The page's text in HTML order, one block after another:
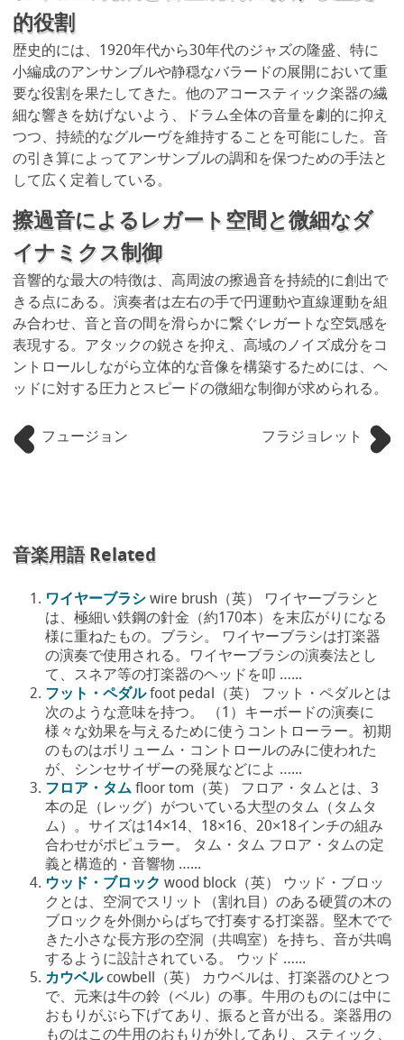
的役割
歴史的には、1920年代から30年代のジャズの隆盛、特に
小編成のアンサンブルや静穏なバラードの展開において重
要な役割を果たしてきた。他のアコースティック楽器の繊
細な響きを妨げないよう、ドラム全体の音量を劇的に抑え
つつ、持続的なグルーヴを維持することを可能にした。音
の引き算によってアンサンブルの調和を保つための手法と
して広く定着している。
擦過音によるレガート空間と微細なダ
イナミクス制御
音響的な最大の特徴は、高周波の擦過音を持続的に創出で
きる点にある。演奏者は左右の手で円運動や直線運動を組
み合わせ、音と音の間を滑らかに繋ぐレガートな空気感を
表現する。アタックの鋭さを抑え、高域のノイズ成分をコ
ントロールしながら立体的な音像を構築するためには、ヘ
ッドに対する圧力とスピードの微細な制御が求められる。
フュージョン フラジョレット
音楽用語 Related
ワイヤーブラシ wire brush（英） ワイヤーブラシと
は、極細い鉄鋼の針金（約170本）を末広がりになる
様に重ねたもの。ブラシ。 ワイヤーブラシは打楽器
の演奏で使用される。ワイヤーブラシの演奏法とし
て、スネア等の打楽器のヘッドを叩 …...
フット・ペダル foot pedal（英） フット・ペダルとは
次のような意味を持つ。 （1）キーボードの演奏に
様々な効果を与えるために使うコントローラー。初期
のものはボリューム・コントロールのみに使われた
が、シンセサイザーの発展などによ …...
フロア・タム floor tom（英） フロア・タムとは、3
本の足（レッグ）がついている大型のタム（タムタ
ム）。サイズは14×14、18×16、20×18インチの組み
合わせがポピュラー。 タム・タム フロア・タムの定
義と構造的・音響物 …...
ウッド・ブロック wood block（英） ウッド・ブロッ
クとは、空洞でスリット（割れ目）のある硬質の木の
ブロックを外側からばちで打奏する打楽器。堅木でで
きた小さな長方形の空洞（共鳴室）を持ち、音が共鳴
するように設計されている。 ウッド …...
カウベル cowbell（英） カウベルは、打楽器のひとつ
で、元来は牛の鈴（ベル）の事。牛用のものには中に
おもりがぶら下げてあり、振ると音が出る。楽器用の
ものはこの牛用のおもりが外してあり、スティック、